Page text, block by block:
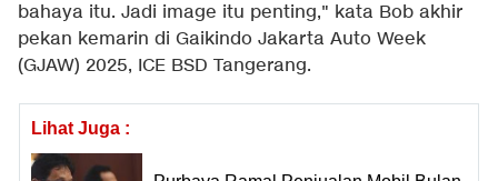
bahaya itu. Jadi image itu penting," kata Bob akhir
pekan kemarin di Gaikindo Jakarta Auto Week
(GJAW) 2025, ICE BSD Tangerang.
Lihat Juga :